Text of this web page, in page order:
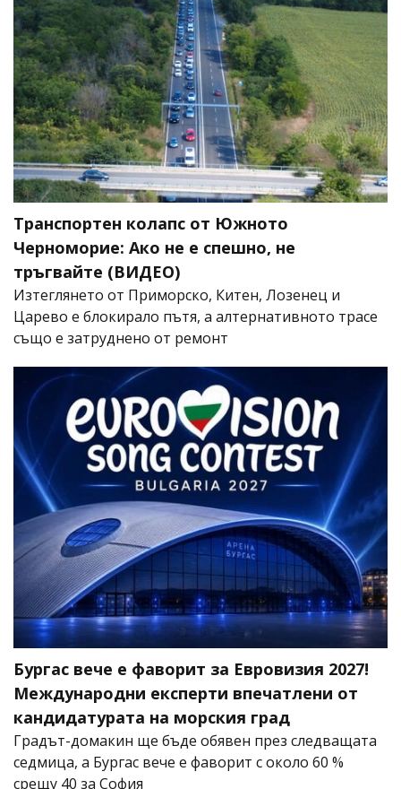
Транспортен колапс от Южното
Черноморие: Ако не е спешно, не
тръгвайте (ВИДЕО)
Изтеглянето от Приморско, Китен, Лозенец и
Царево е блокирало пътя, а алтернативното трасе
също е затруднено от ремонт
Бургас вече е фаворит за Евровизия 2027!
Международни експерти впечатлени от
кандидатурата на морския град
Градът-домакин ще бъде обявен през следващата
седмица, а Бургас вече е фаворит с около 60 %
срещу 40 за София